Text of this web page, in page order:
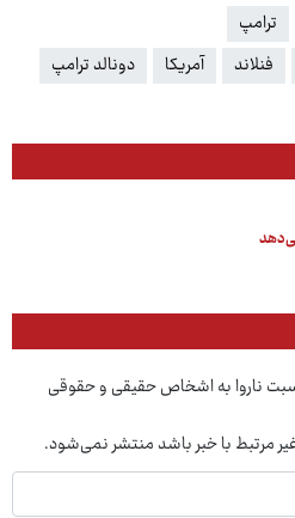
ترامپ
فنلاند آمریکا
دونالد ترامپ
ناروا به اشخاص حقیقی و حقوقی
مرتبط با خبر باشد منتشر نمی‌شود.